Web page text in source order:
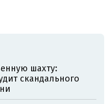
шахту:
скандального